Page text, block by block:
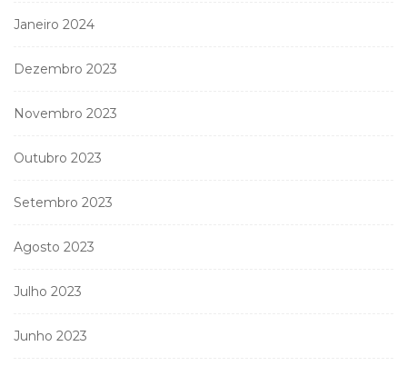
Janeiro 2024
Dezembro 2023
Novembro 2023
Outubro 2023
Setembro 2023
Agosto 2023
Julho 2023
Junho 2023